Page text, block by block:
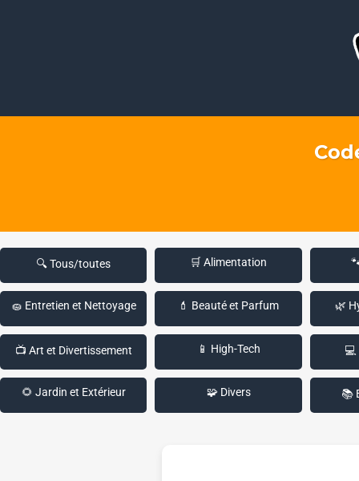
🔍 Tous/toutes 🛒 Alimentation
🧽 Entretien et Nettoyage 💄 Beauté et Parfum 🌿
📺 Art et Divertissement 📱 High-Tech 💻
🌻 Jardin et Extérieur 🧩 Divers 📚